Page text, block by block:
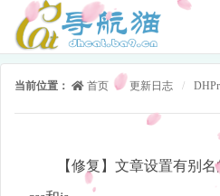
当前位置： 首页 / 更新日志 /
【修复】文章设置有别